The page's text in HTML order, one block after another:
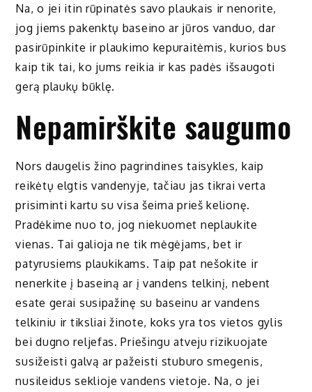
Na, o jei itin rūpinatės savo plaukais ir nenorite,
jog jiems pakenktų baseino ar jūros vanduo, dar
pasirūpinkite ir plaukimo kepuraitėmis, kurios bus
kaip tik tai, ko jums reikia ir kas padės išsaugoti
gerą plaukų būklę.
Nepamirškite saugumo
Nors daugelis žino pagrindines taisykles, kaip
reikėtų elgtis vandenyje, tačiau jas tikrai verta
prisiminti kartu su visa šeima prieš kelionę.
Pradėkime nuo to, jog niekuomet neplaukite
vienas. Tai galioja ne tik mėgėjams, bet ir
patyrusiems plaukikams. Taip pat nešokite ir
nenerkite į baseiną ar į vandens telkinį, nebent
esate gerai susipažinę su baseinu ar vandens
telkiniu ir tiksliai žinote, koks yra tos vietos gylis
bei dugno reljefas. Priešingu atveju rizikuojate
susižeisti galvą ar pažeisti stuburo smegenis,
nusileidus seklioje vandens vietoje. Na, o jei